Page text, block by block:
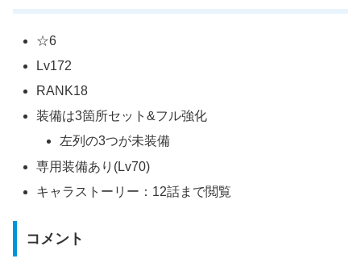
☆6
Lv172
RANK18
装備は3箇所セット&フル強化
左列の3つが未装備
専用装備あり(Lv70)
キャラストーリー：12話まで閲覧
コメント